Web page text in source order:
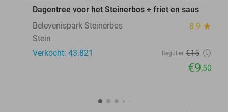
Dagentree voor het Steinerbos + friet en saus
Belevenispark Steinerbos
8.9 star
Stein
Verkocht: 43.821
Regulier €15
€9,50